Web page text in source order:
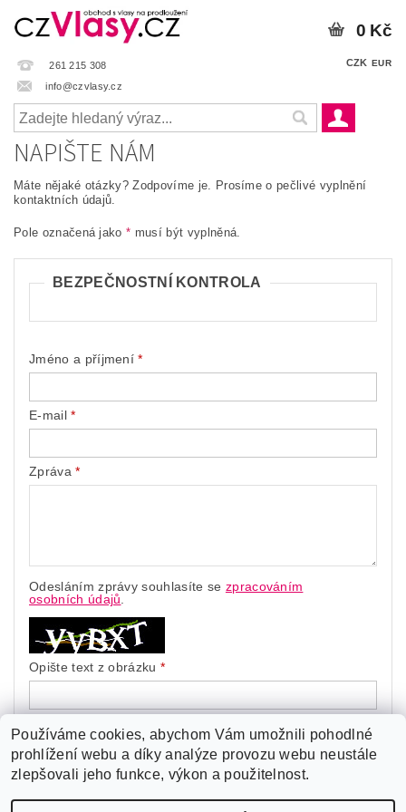
261 215 308
info@czvlasy.cz
CZK EUR
0 Kč
NAPIŠTE NÁM
Máte nějaké otázky? Zodpovíme je. Prosíme o pečlivé vyplnění
kontaktních údajů.
Pole označená jako* musí být vyplněná.
BEZPEČNOSTNÍ KONTROLA
Jméno a příjmení
E-mail
Zpráva
Odesláním zprávy souhlasíte se zpracováním
osobních údajů
Opište text z obrázku
Používáme cookies, abychom Vám umožnili pohodlné
prohlížení webu a díky analýze provozu webu neustále
zlepšovali jeho funkce, výkon a použitelnost.